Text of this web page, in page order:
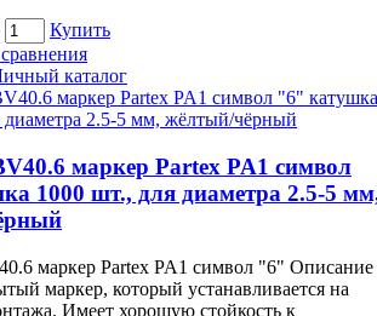
Купить
каталог
маркер Partex PA1 символ
1000 шт., для диаметра 2.5-5
маркер Partex PA1 символ "6" Описание
маркер, который устанавливается на
Имеет хорошую стойкость к